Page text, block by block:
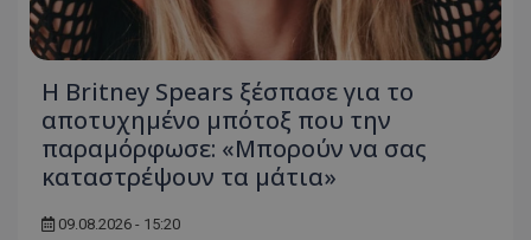
Η Britney Spears ξέσπασε για το
αποτυχημένο μπότοξ που την
παραμόρφωσε: «Μπορούν να σας
καταστρέψουν τα μάτια»
09.08.2026 - 15:20